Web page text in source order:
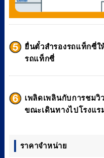
ยื่นตั๋วสำรองรถแท็กซี่
รถแท็กซี่
เพลิดเพลินกับการชมวิ
ขณะเดินทางไปโรงแร
ราคาจำหน่าย